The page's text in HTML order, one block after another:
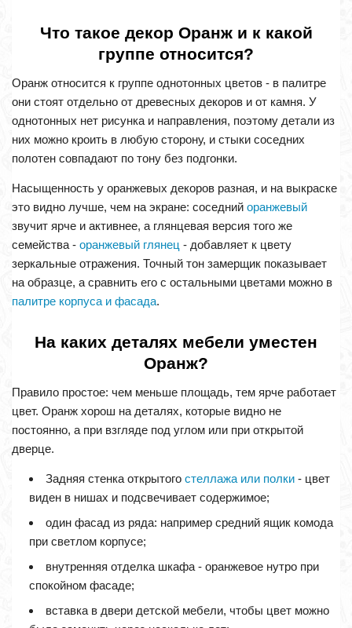
Что такое декор Оранж и к какой
группе относится?
Оранж относится к группе однотонных цветов - в палитре
они стоят отдельно от древесных декоров и от камня. У
однотонных нет рисунка и направления, поэтому детали из
них можно кроить в любую сторону, и стыки соседних
полотен совпадают по тону без подгонки.
Насыщенность у оранжевых декоров разная, и на выкраске
это видно лучше, чем на экране: соседний оранжевый
звучит ярче и активнее, а глянцевая версия того же
семейства - оранжевый глянец - добавляет к цвету
зеркальные отражения. Точный тон замерщик показывает
на образце, а сравнить его с остальными цветами можно в
палитре корпуса и фасада.
На каких деталях мебели уместен
Оранж?
Правило простое: чем меньше площадь, тем ярче работает
цвет. Оранж хорош на деталях, которые видно не
постоянно, а при взгляде под углом или при открытой
дверце.
Задняя стенка открытого стеллажа или полки - цвет
виден в нишах и подсвечивает содержимое;
один фасад из ряда: например средний ящик комода
при светлом корпусе;
внутренняя отделка шкафа - оранжевое нутро при
спокойном фасаде;
вставка в двери детской мебели, чтобы цвет можно